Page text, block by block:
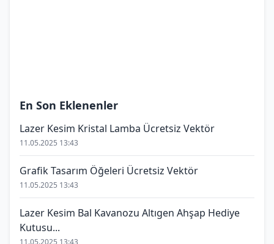
En Son Eklenenler
Lazer Kesim Kristal Lamba Ücretsiz Vektör
11.05.2025 13:43
Grafik Tasarım Öğeleri Ücretsiz Vektör
11.05.2025 13:43
Lazer Kesim Bal Kavanozu Altıgen Ahşap Hediye
Kutusu...
11.05.2025 13:43